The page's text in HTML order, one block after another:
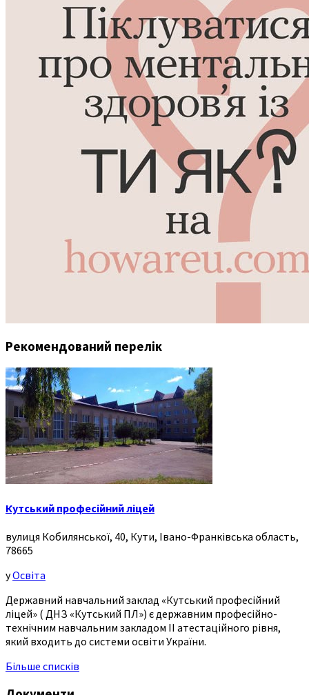
Рекомендований перелік
Кутський професійний ліцей
вулиця Кобилянської, 40, Кути, Івано-Франківська область,
78665
уОсвіта
Державний навчальний заклад «Кутський професійний
ліцей» ( ДНЗ «Кутський ПЛ») є державним професійно-
технічним навчальним закладом ІІ атестаційного рівня,
який входить до системи освіти України.
Більше списків